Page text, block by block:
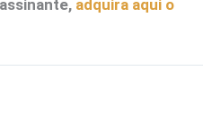
adquira aqui o